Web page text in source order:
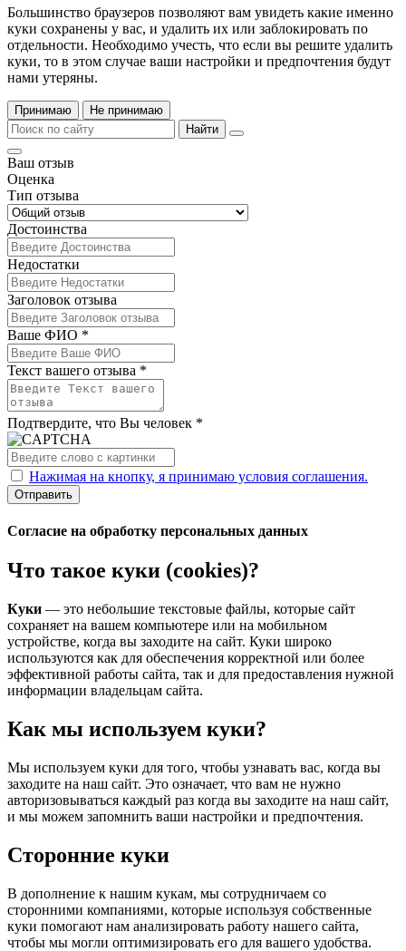
Большинство браузеров позволяют вам увидеть какие именно
куки сохранены у вас, и удалить их или заблокировать по
отдельности. Необходимо учесть, что если вы решите удалить
куки, то в этом случае ваши настройки и предпочтения будут
нами утеряны.
Принимаю
Не принимаю
Найти
Ваш отзыв
Оценка
Тип отзыва
Достоинства
Недостатки
Заголовок отзыва
Ваше ФИО *
Текст вашего отзыва *
Подтвердите, что Вы человек *
Нажимая на кнопку, я принимаю условия соглашения.
Отправить
Согласие на обработку персональных данных
Что такое куки (cookies)?
Куки — это небольшие текстовые файлы, которые сайт
сохраняет на вашем компьютере или на мобильном
устройстве, когда вы заходите на сайт. Куки широко
используются как для обеспечения корректной или более
эффективной работы сайта, так и для предоставления нужной
информации владельцам сайта.
Как мы используем куки?
Мы используем куки для того, чтобы узнавать вас, когда вы
заходите на наш сайт. Это означает, что вам не нужно
авторизовываться каждый раз когда вы заходите на наш сайт,
и мы можем запомнить ваши настройки и предпочтения.
Сторонние куки
В дополнение к нашим кукам, мы сотрудничаем со
сторонними компаниями, которые используя собственные
куки помогают нам анализировать работу нашего сайта,
чтобы мы могли оптимизировать его для вашего удобства.